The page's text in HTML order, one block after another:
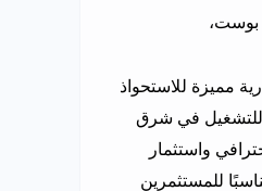
بوست،
مميزة للاستحواذ
في شرق
واستثمار
للمستثمرين